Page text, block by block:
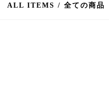
ALL ITEMS / 全ての商品